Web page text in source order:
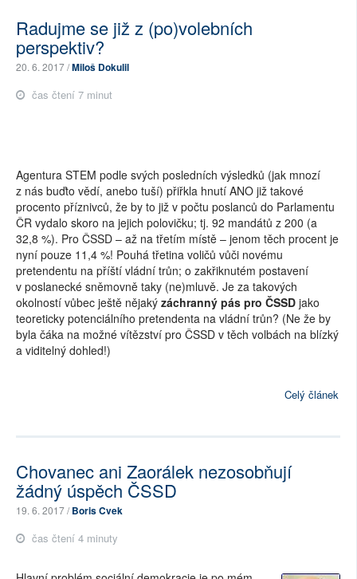
Radujme se již z (po)volebních
perspektiv?
20. 6. 2017 /Miloš Dokulil
čas čtení 7 minut
Agentura STEM podle svých posledních výsledků (jak mnozí
z nás buďto vědí, anebo tuší) přiřkla hnutí ANO již takové
procento příznivců, že by to již v počtu poslanců do Parlamentu
ČR vydalo skoro na jejich polovičku; tj. 92 mandátů z 200 (a
32,8 %). Pro ČSSD – až na třetím místě – jenom těch procent je
nyní pouze 11,4 %! Pouhá třetina voličů vůči novému
pretendentu na příští vládní trůn; o zakřiknutém postavení
v poslanecké sněmovně taky (ne)mluvě. Je za takových
okolností vůbec ještě nějaký záchranný pás pro ČSSD jako
teoreticky potenciálního pretendenta na vládní trůn? (Ne že by
byla čáka na možné vítězství pro ČSSD v těch volbách na blízký
a viditelný dohled!)
Celý článek
Chovanec ani Zaorálek nezosobňují
žádný úspěch ČSSD
19. 6. 2017 /Boris Cvek
čas čtení 4 minuty